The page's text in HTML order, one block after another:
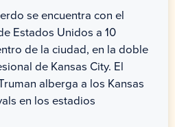
se encuentra con el
Estados Unidos a 10
de la ciudad, en la doble
de Kansas City. El
alberga a los Kansas
en los estadios